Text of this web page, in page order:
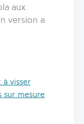
aux
version a
visser
sur mesure